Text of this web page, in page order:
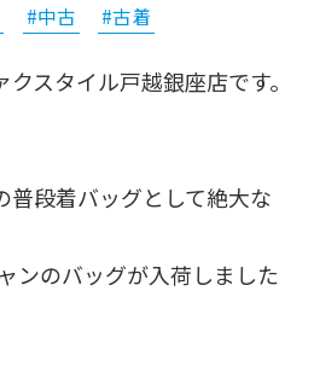
#中古 #古着
スタイル戸越銀座店です。
普段着バッグとして絶大な
ンのバッグが入荷しました